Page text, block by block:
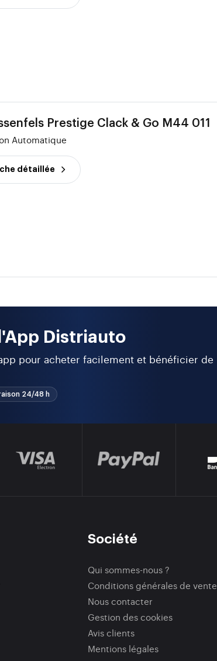
Prestige Clack & Go M44 011
Automatique
détaillée
l'App Distriauto
pour acheter facilement et bénéficier de
24/48 h
Société
Qui sommes-nous ?
Conditions générales de vente
Nous contacter
Gestion des cookies
Avis clients
Mentions légales